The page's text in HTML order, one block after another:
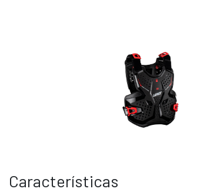
Características